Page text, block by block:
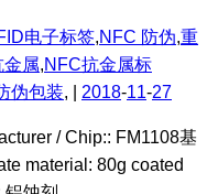
电子标签,NFC 防伪,重
金属,NFC抗金属标
伪包装, | 2018-11-27
/ Chip:: FM1108基
material: 80g coated